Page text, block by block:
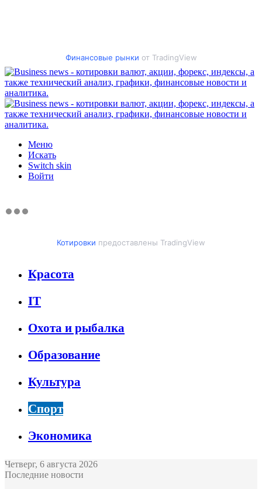
Финансовые рынки от TradingView
Меню
Искать
Switch skin
Войти
Котировки предоставлены TradingView
Красота
IT
Охота и рыбалка
Образование
Культура
Спорт
Экономика
Четверг, 6 августа 2026
Последние новости